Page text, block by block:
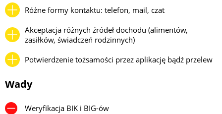
Różne formy kontaktu: telefon, mail, czat
Akceptacja różnych źródeł dochodu (alimentów,
zasiłków, świadczeń rodzinnych)
Potwierdzenie tożsamości przez aplikację bądź przelew
Wady
Weryfikacja BIK i BIG-ów